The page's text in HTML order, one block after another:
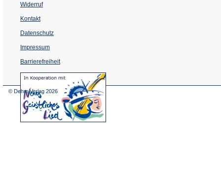
Widerruf
Kontakt
Datenschutz
Impressum
Barrierefreiheit
(Öffnet
in
© Dehm Verlag 2026